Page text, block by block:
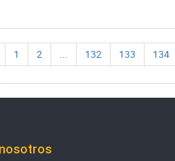
1 2 ... 132 133 134